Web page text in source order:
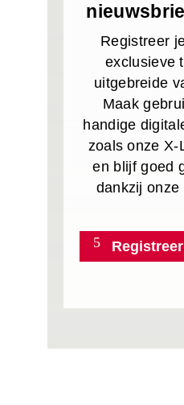
Registreer
exclusieve
uitgebreide
Maak
handige
zoals onze X-
en blijf goed
dankzij onze